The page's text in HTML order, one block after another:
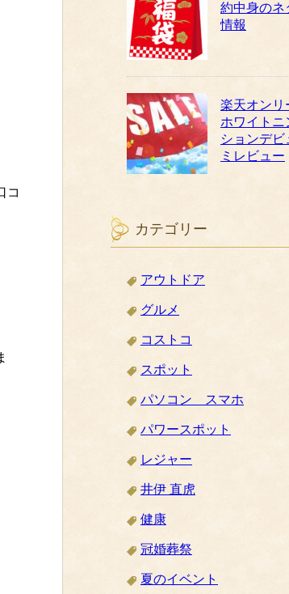
コ
約中身のネ
情報
楽天オンリ
ホワイトニ
ションデビ
ミレビュー
カテゴリー
アウトドア
グルメ
コストコ
スポット
パソコン スマホ
パワースポット
レジャー
井伊 直虎
健康
冠婚葬祭
夏のイベント